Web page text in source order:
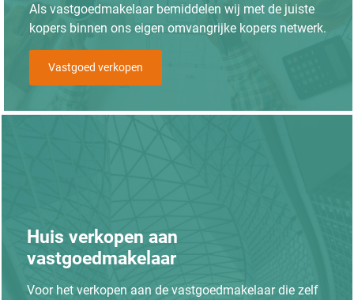
Als vastgoedmakelaar bemiddelen wij met de juiste
kopers binnen ons eigen omvangrijke kopers netwerk.
Vastgoed verkopen
Huis verkopen aan
vastgoedmakelaar
Voor het verkopen aan de vastgoedmakelaar die zelf